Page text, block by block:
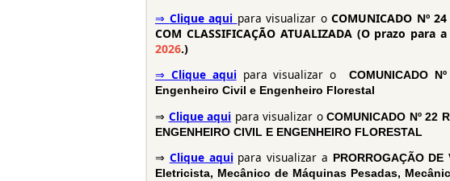
⇒ Clique aqui para visualizar oCOMUNICADO Nº
COM CLASSIFICAÇÃO ATUALIZADA (O prazo
2026.)
⇒ Clique aqui para visualizar o COMUNICADO
Engenheiro Civil e Engenheiro Florestal
⇒ Clique aqui para visualizar oCOMUNICADO Nº 22
ENGENHEIRO CIVIL E ENGENHEIRO FLORESTAL
⇒ Clique aqui para visualizar a PRORROGAÇÃO
Eletricista, Mecânico de Máquinas Pesadas,